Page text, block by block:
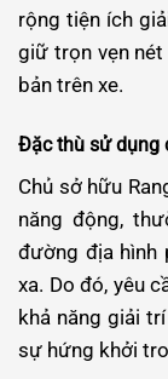
rộng tiện ích
giữ trọn vẹn nét
bản trên xe.
Đặc thù sử dụng
Chủ sở hữu
năng động,
đường địa hình
xa. Do đó, yêu
khả năng giải
sự hứng khởi